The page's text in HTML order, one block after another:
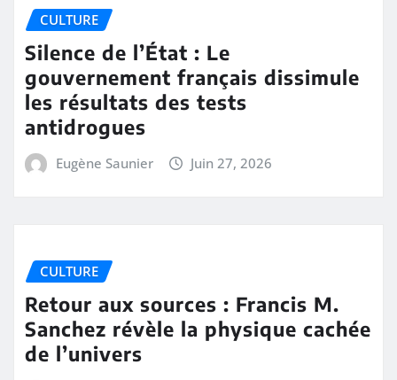
CULTURE
Silence de l’État : Le
gouvernement français dissimule
les résultats des tests
antidrogues
Eugène Saunier Juin 27, 2026
CULTURE
Retour aux sources : Francis M.
Sanchez révèle la physique cachée
de l’univers